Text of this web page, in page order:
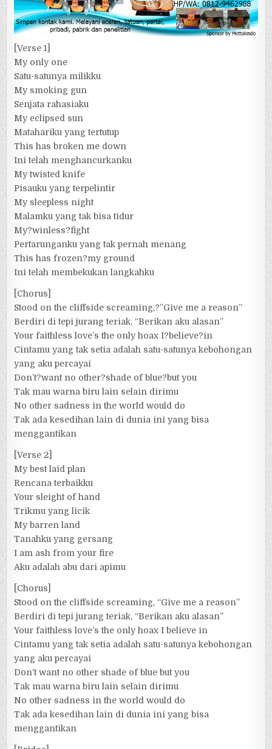
[Verse 1]
My only one
Satu-satunya milikku
My smoking gun
Senjata rahasiaku
My eclipsed sun
Matahariku yang tertutup
This has broken me down
Ini telah menghancurkanku
My twisted knife
Pisauku yang terpelintir
My sleepless night
Malamku yang tak bisa tidur
My?winless?fight
Pertarunganku yang tak pernah menang
This has frozen?my ground
Ini telah membekukan langkahku
[Chorus]
Stood on the cliffside screaming,?”Give me a reason”
Berdiri di tepi jurang teriak, “Berikan aku alasan”
Your faithless love’s the only hoax I?believe?in
Cintamu yang tak setia adalah satu-satunya kebohongan
yang aku percayai
Don’t?want no other?shade of blue?but you
Tak mau warna biru lain selain dirimu
No other sadness in the world would do
Tak ada kesedihan lain di dunia ini yang bisa
menggantikan
[Verse 2]
My best laid plan
Rencana terbaikku
Your sleight of hand
Trikmu yang licik
My barren land
Tanahku yang gersang
I am ash from your fire
Aku adalah abu dari apimu
[Chorus]
Stood on the cliffside screaming, “Give me a reason”
Berdiri di tepi jurang teriak, “Berikan aku alasan”
Your faithless love’s the only hoax I believe in
Cintamu yang tak setia adalah satu-satunya kebohongan
yang aku percayai
Don’t want no other shade of blue but you
Tak mau warna biru lain selain dirimu
No other sadness in the world would do
Tak ada kesedihan lain di dunia ini yang bisa
menggantikan